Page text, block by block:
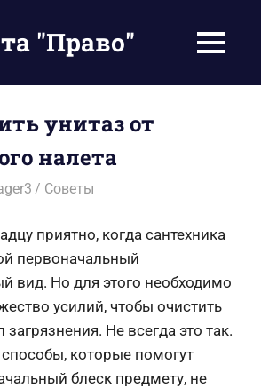
"Право" МЕНЮ
унитаз от
налета
Советы
приятно, когда сантехника
первоначальный
вид. Но для этого необходимо
усилий, чтобы очистить
Не всегда это так.
которые помогут
блеск предмету, не